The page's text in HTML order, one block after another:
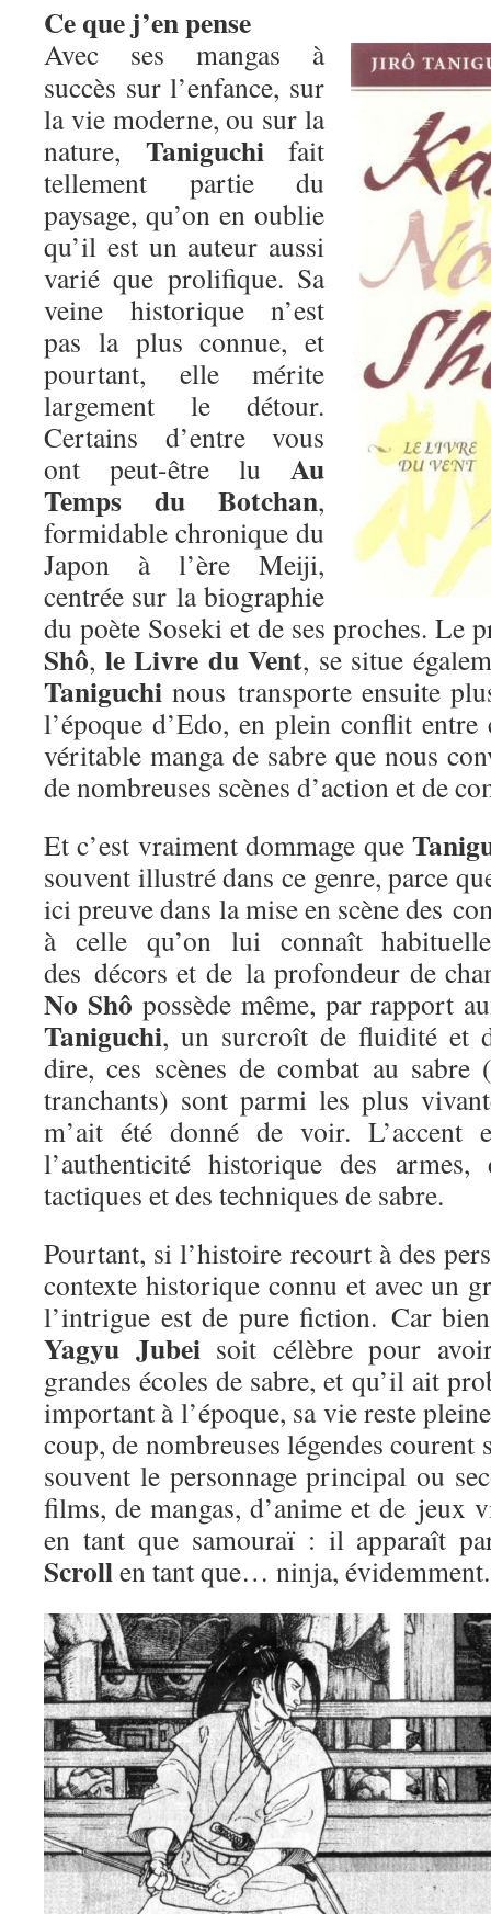
Ce que j’en pense
Avec ses mangas à
succès sur l’enfance, sur
la vie moderne, ou sur la
nature, Taniguchifait
tellement partie du
paysage, qu’on en oublie
qu’il est un auteur aussi
varié que prolifique. Sa
veine historique n’est
pas la plus connue, et
pourtant, elle mérite
largement le détour.
Certains d’entre vous
ont peut-être lu Au
Temps du Botchan,
formidable chronique du
Japon à l’ère Meiji,
centrée sur la biographie
du poète Soseki et de ses proches. Le
Shô, le Livre du Vent, se situe
Taniguchi nous transporte ensuite
l’époque d’Edo, en plein conflit entre
véritable manga de sabre que nous
de nombreuses scènes d’action et de
Et c’est vraiment dommage que
souvent illustré dans ce genre, parce
ici preuve dans la mise en scène des
à celle qu’on lui connaît
des décors et de la profondeur de
No Shô possède même, par rapport
Taniguchi, un surcroît de fluidité et
dire, ces scènes de combat au sabre
tranchants) sont parmi les plus
m’ait été donné de voir. L’accent
l’authenticité historique des armes,
tactiques et des techniques de sabre.
Pourtant, si l’histoire recourt à des
contexte historique connu et avec un
l’intrigue est de pure fiction. Car
Yagyu Jubeisoit célèbre pour
grandes écoles de sabre, et qu’il ait
important à l’époque, sa vie reste
coup, de nombreuses légendes courent
souvent le personnage principal ou
films, de mangas, d’anime et de jeux
en tant que samouraï : il apparaît
Scrollen tant que… ninja, évidemment.